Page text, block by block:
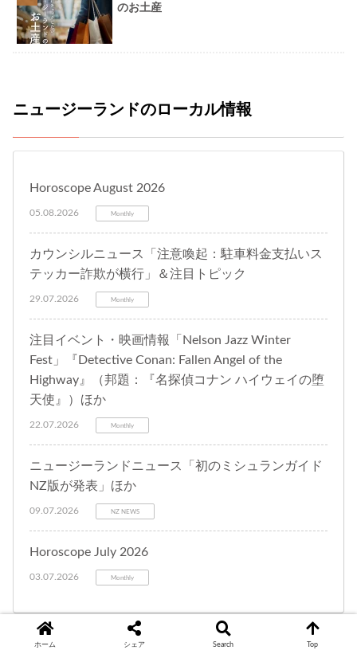
のお土産
ニュージーランドのローカル情報
Horoscope August 2026
05.08.2026 Monthly
カウンシルニュース「注意喚起：駐車料金支払いス
テッカー詐欺が横行」＆注目トピック
29.07.2026 Monthly
注目イベント・映画情報「Nelson Jazz Winter
Fest」『Detective Conan: Fallen Angel of the
Highway』（邦題：『名探偵コナン ハイウェイの堕
天使』）ほか
22.07.2026 Monthly
ニュージーランドニュース「初のミシュランガイド
NZ版が発表」ほか
09.07.2026 NZ NEWS
Horoscope July 2026
03.07.2026 Monthly
ホーム シェア Search Top